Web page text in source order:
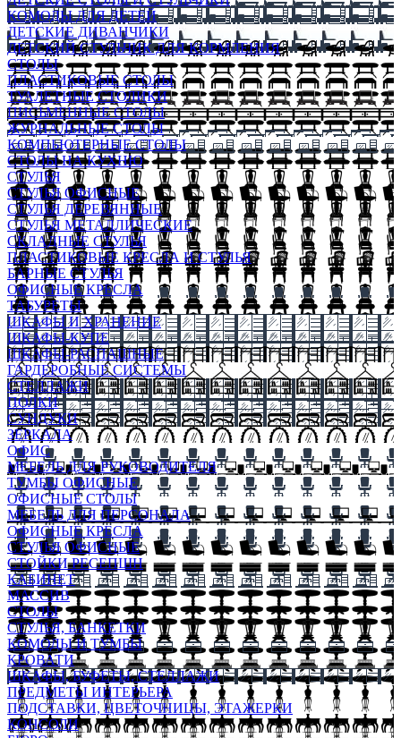
КОМОДЫ ДЛЯ ДЕТЕЙ
ДЕТСКИЕ ДИВАНЧИКИ
ДЕТСКИЙ СТУЛЬЧИК ДЛЯ КОРМЛЕНИЯ
СТОЛЫ
ПЛАСТИКОВЫЕ СТОЛЫ
ТУАЛЕТНЫЕ СТОЛИКИ
ПИСЬМЕННЫЕ СТОЛЫ
ЖУРНАЛЬНЫЕ СТОЛЫ
КОМПЬЮТЕРНЫЕ СТОЛЫ
СТОЛЫ НА КУХНЮ
СТУЛЬЯ
СТУЛЬЯ ОФИСНЫЕ
СТУЛЬЯ ДЕРЕВЯННЫЕ
СТУЛЬЯ МЕТАЛЛИЧЕСКИЕ
СКЛАДНЫЕ СТУЛЬЯ
ПЛАСТИКОВЫЕ КРЕСЛА И СТУЛЬЯ
БАРНЫЕ СТУЛЬЯ
ОФИСНЫЕ КРЕСЛА
ТАБУРЕТЫ
ШКАФЫ И ХРАНЕНИЕ
ШКАФЫ-КУПЕ
ШКАФЫ-РАСПАШНЫЕ
ГАРДЕРОБНЫЕ СИСТЕМЫ
СТЕЛЛАЖИ
ПОЛКИ
СУНДУКИ
ЗЕРКАЛА
ОФИС
МЕБЕЛЬ ДЛЯ РУКОВОДИТЕЛЯ
ТУМБЫ ОФИСНЫЕ
ОФИСНЫЕ СТОЛЫ
МЕБЕЛЬ ДЛЯ ПЕРСОНАЛА
ОФИСНЫЕ КРЕСЛА
СТУЛЬЯ ОФИСНЫЕ
СТОЙКИ РЕСЕПШН
КАБИНЕТ
МАССИВ
СТОЛЫ
СТУЛЬЯ, БАНКЕТКИ
КОМОДЫ И ТУМБЫ
КРОВАТИ
ШКАФЫ, БУФЕТЫ, СТЕЛЛАЖИ
ПРЕДМЕТЫ ИНТЕРЬЕРА
ПОДСТАВКИ, ЦВЕТОЧНИЦЫ, ЭТАЖЕРКИ
КОНСОЛИ